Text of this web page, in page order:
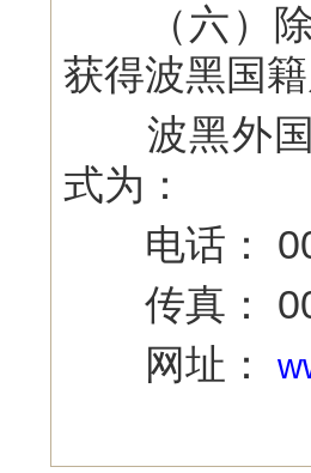
（六）除
获得波黑国
波黑外国
式为：
电话：
传真：
网址：